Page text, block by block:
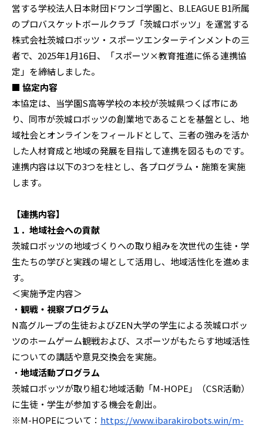
営する学校法人日本財団ドワンゴ学園と、B.LEAGUE B1所属
のプロバスケットボールクラブ「茨城ロボッツ」を運営する
株式会社茨城ロボッツ・スポーツエンターテインメントの三
者で、2025年1月16日、「スポーツ×教育推進に係る連携協
定」を締結しました。
■ 協定内容
本協定は、当学園S高等学校の本校が茨城県つくば市にあ
り、同市が茨城ロボッツの創業地であることを基盤とし、地
域社会とオンラインをフィールドとして、三者の強みを活か
した人材育成と地域の発展を目指して連携を図るものです。
連携内容は以下の3つを柱とし、各プログラム・施策を実施
します。
【連携内容】
１．地域社会への貢献
茨城ロボッツの地域づくりへの取り組みを次世代の生徒・学
生たちの学びと実践の場として活用し、地域活性化を進めま
す。
＜実施予定内容＞
・ 観戦・視察プログラム
N高グループの生徒およびZEN大学の学生による茨城ロボッ
ツのホームゲーム観戦および、スポーツがもたらす地域活性
についての講話や意見交換会を実施。
・ 地域活動プログラム
茨城ロボッツが取り組む地域活動「M-HOPE」（CSR活動）
に生徒・学生が参加する機会を創出。
※M-HOPEについて： https://www.ibarakirobots.win/m-